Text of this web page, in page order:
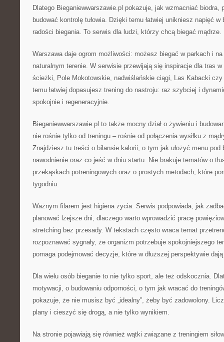
Dlatego Bieganiewwarszawie.pl pokazuje, jak wzmacniać biodra,
budować kontrolę tułowia. Dzięki temu łatwiej unikniesz napięć
radości biegania. To serwis dla ludzi, którzy chcą biegać mądrze.
Warszawa daje ogrom możliwości: możesz biegać w parkach i
naturalnym terenie. W serwisie przewijają się inspiracje dla tras
ścieżki, Pole Mokotowskie, nadwiślańskie ciągi, Las Kabacki
temu łatwiej dopasujesz trening do nastroju: raz szybciej i
spokojnie i regeneracyjnie.
Bieganiewwarszawie.pl to także mocny dział o żywieniu i
nie rośnie tylko od treningu – rośnie od połączenia wysiłku z
Znajdziesz tu treści o bilansie kalorii, o tym jak ułożyć menu pod
nawodnienie oraz co jeść w dniu startu. Nie brakuje tematów o
przekąskach potreningowych oraz o prostych metodach, które
tygodniu.
Ważnym filarem jest higiena życia. Serwis podpowiada, jak
planować lżejsze dni, dlaczego warto wprowadzić pracę
stretching bez przesady. W tekstach często wraca temat
rozpoznawać sygnały, że organizm potrzebuje spokojniejszego
pomaga podejmować decyzje, które w dłuższej perspektywie
Dla wielu osób bieganie to nie tylko sport, ale też odskocznia.
motywacji, o budowaniu odporności, o tym jak wracać do
pokazuje, że nie musisz być „idealny”, żeby być zadowolony.
plany i cieszyć się drogą, a nie tylko wynikiem.
Na stronie pojawiają się również wątki związane z treningiem